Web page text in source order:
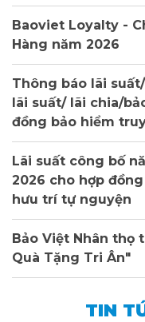
Baoviet Loyalty -
Hàng năm 2026
Thông báo lãi
lãi suất/ lãi chia/
đồng bảo hiểm
Lãi suất công bố
2026 cho hợp
hưu trí tự nguyện
Bảo Việt Nhân thọ
Quà Tặng Tri Ân"
TIN